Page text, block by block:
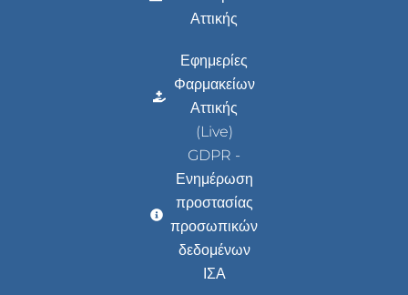
Αττικής
Εφημερίες
Φαρμακείων
Αττικής
(Live)
GDPR -
Ενημέρωση
προστασίας
προσωπικών
δεδομένων
ΙΣΑ